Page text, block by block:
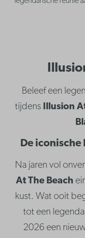
Beleef een
tijdens Illusion
De
Na jaren vol
At The Beach
kust. Wat ooit
tot een
2026 een